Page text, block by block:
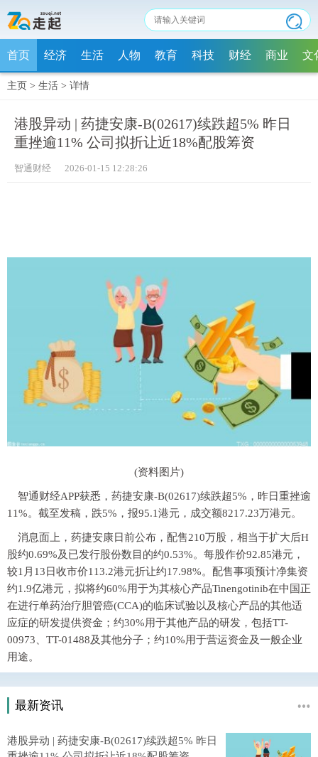
首页 经济 生活 人物 教育 科技 财经 商业 文
主页 > 生活 > 详情
港股异动 | 药捷安康-B(02617)续跌超5% 昨日
重挫逾11% 公司拟折让近18%配股筹资
智通财经 2026-01-15 12:28:26
(资料图片)
智通财经APP获悉，药捷安康-B(02617)续跌超5%，昨日重挫逾
11%。截至发稿，跌5%，报95.1港元，成交额8217.23万港元。
消息面上，药捷安康日前公布，配售210万股，相当于扩大后H
股约0.69%及已发行股份数目的约0.53%。每股作价92.85港元，
较1月13日收市价113.2港元折让约17.98%。配售事项预计净集资
约1.9亿港元，拟将约60%用于为其核心产品Tinengotinib在中国正
在进行单药治疗胆管癌(CCA)的临床试验以及核心产品的其他适
应症的研发提供资金；约30%用于其他产品的研发，包括TT-
00973、TT-01488及其他分子；约10%用于营运资金及一般企业
用途。
最新资讯
港股异动 | 药捷安康-B(02617)续跌超5% 昨日